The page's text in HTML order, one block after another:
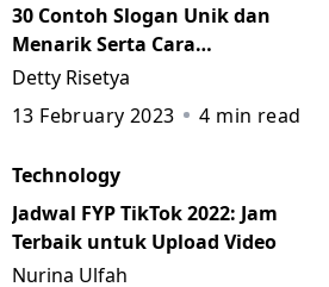
30 Contoh Slogan Unik dan
Menarik Serta Cara
Membuatnya
Detty Risetya
13 February 2023
4 min read
Technology
Jadwal FYP TikTok 2022: Jam
Terbaik untuk Upload Video
Nurina Ulfah